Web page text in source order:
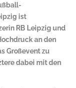
ist
RB Leipzig und
an den
Großevent zu
dabei mit den